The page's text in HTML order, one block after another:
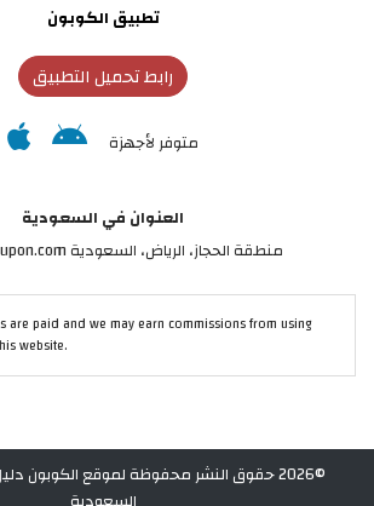
تطبيق الكوبون
رابط تحميل التطبيق
متوفر لأجهزة
العنوان في السعودية
منطقة الحجاز، الرياض، السعودية saudi@alcoupon.com
are paid and we may earn commissions from using
website.
©2026 حقوق النشر محفوظة لموقع الكوبون